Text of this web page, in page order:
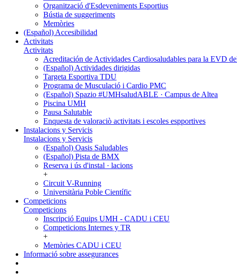
Organització d'Esdeveniments Esportius
Bústia de suggeriments
Memòries
(Español) Accesibilidad
Activitats
Activitats
Acreditación de Actividades Cardiosaludables para la EVD
(Español) Actividades dirigidas
Targeta Esportiva TDU
Programa de Musculació i Cardio PMC
(Español) Spazio #UMHsaludABLE · Campus de Altea
Piscina UMH
Pausa Salutable
Enquesta de valoraciò activitats i escoles espportives
Instalacions y Servicis
Instalacions y Servicis
(Español) Oasis Saludables
(Español) Pista de BMX
Reserva i ús d'instal · lacions
+
Circuit V-Running
Universitària Poble Científic
Competicions
Competicions
Inscripció Equips UMH - CADU i CEU
Competicions Internes y TR
+
Memòries CADU i CEU
Informació sobre assegurances